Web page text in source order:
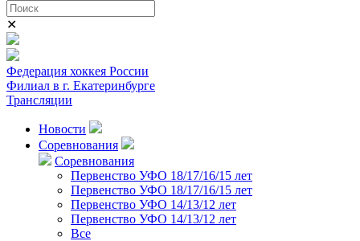
✕
Федерация хоккея России
Филиал в г. Екатеринбурге
Трансляции
Новости
Соревнования
Соревнования
Первенство УФО 18/17/16/15 лет
Первенство УФО 18/17/16/15 лет
Первенство УФО 14/13/12 лет
Первенство УФО 14/13/12 лет
Все